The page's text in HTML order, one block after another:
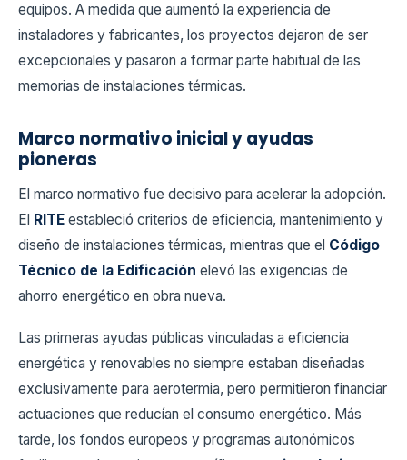
equipos. A medida que aumentó la experiencia de
instaladores y fabricantes, los proyectos dejaron de ser
excepcionales y pasaron a formar parte habitual de las
memorias de instalaciones térmicas.
Marco normativo inicial y ayudas
pioneras
El marco normativo fue decisivo para acelerar la adopción.
El RITE estableció criterios de eficiencia, mantenimiento y
diseño de instalaciones térmicas, mientras que el Código
Técnico de la Edificación elevó las exigencias de
ahorro energético en obra nueva.
Las primeras ayudas públicas vinculadas a eficiencia
energética y renovables no siempre estaban diseñadas
exclusivamente para aerotermia, pero permitieron financiar
actuaciones que reducían el consumo energético. Más
tarde, los fondos europeos y programas autonómicos